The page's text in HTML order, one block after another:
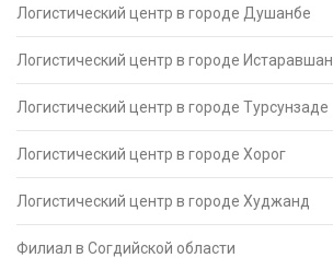
Логистический центр в городе Душанбе
Логистический центр в городе Истаравшан
Логистический центр в городе Турсунзаде
Логистический центр в городе Хорог
Логистический центр в городе Худжанд
Филиал в Согдийской области